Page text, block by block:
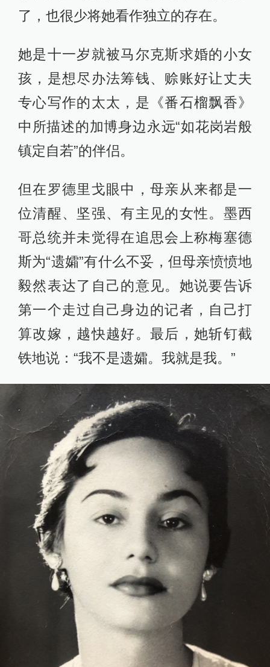
了，也很少将她看作独立的存在。
她是十一岁就被马尔克斯求婚的小女
孩，是想尽办法筹钱、赊账好让丈夫
专心写作的太太，是《番石榴飘香》
中所描述的加博身边永远“如花岗岩般
镇定自若”的伴侣。
但在罗德里戈眼中，母亲从来都是一
位清醒、坚强、有主见的女性。墨西
哥总统并未觉得在追思会上称梅塞德
斯为“遗孀”有什么不妥，但母亲愤愤地
毅然表达了自己的意见。她说要告诉
第一个走过自己身边的记者，自己打
算改嫁，越快越好。最后，她斩钉截
铁地说：“我不是遗孀。我就是我。”